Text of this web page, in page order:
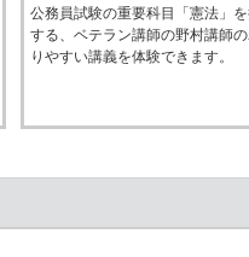
公務員試験の重要科目「憲法」
する、ベテラン講師の野村講師
りやすい講義を体験できます。